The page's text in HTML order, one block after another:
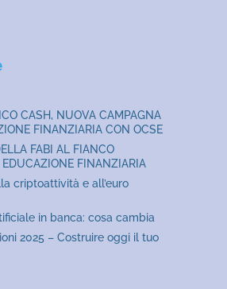
CASH, NUOVA CAMPAGNA
FINANZIARIA CON OCSE
FABI AL FIANCO
EDUCAZIONE FINANZIARIA
criptoattività e all’euro
in banca: cosa cambia
2025 – Costruire oggi il tuo